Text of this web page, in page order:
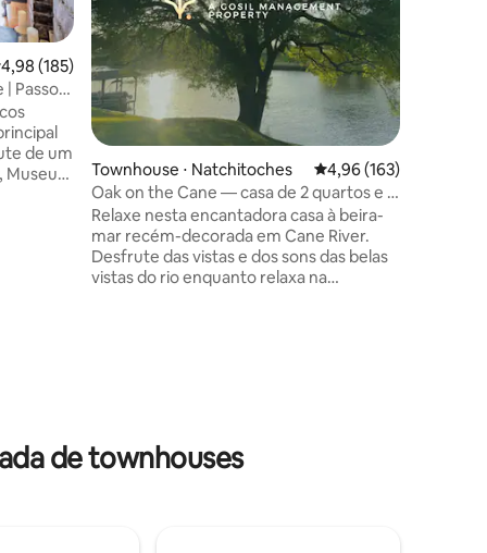
de uma avaliação média de 5, 185 avaliações
4,98 (185)
Passos
de um
Museu
Townhouse ⋅ Natchitoches 4,96 de uma avaliação
4,96 (163)
Oak on the Cane — casa de 2 quartos e 2
banheiros em Cane River
Relaxe nesta encantadora casa à beira-
mar recém-decorada em Cane River.
Desfrute das vistas e dos sons das belas
vistas do rio enquanto relaxa na
Aço”. Localizado a poucos minutos do
bar/restaurante favorito local "Cane
de townhouses